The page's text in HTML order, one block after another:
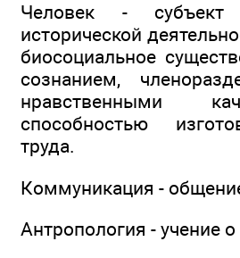
Человек - субъект
исторической
биосоциальное
сознанием,
нравственными
способностью
труда.
Коммуникация -
Антропология - учение о